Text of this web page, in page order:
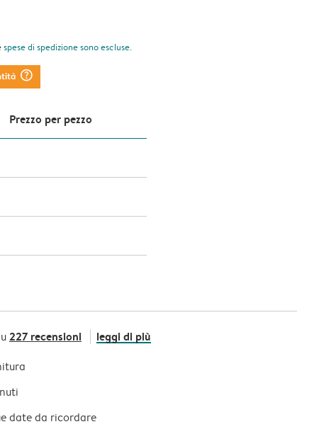
spese di spedizionesono escluse.
question_mark_circle
Prezzo per pezzo
227 recensioni leggi di più
date da ricordare